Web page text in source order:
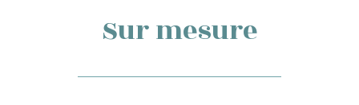
Sur mesure